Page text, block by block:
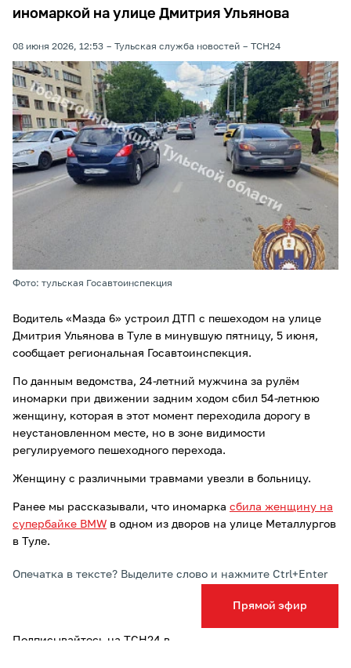
Прямой эфир
иномаркой на улице Дмитрия Ульянова
08 июня 2026, 12:53 Тульская служба новостей ТСН24
Фото: тульская Госавтоинспекция
Водитель «Мазда 6» устроил ДТП с пешеходом на улице
Дмитрия Ульянова в Туле в минувшую пятницу, 5 июня,
сообщает региональная Госавтоинспекция.
По данным ведомства, 24-летний мужчина за рулём
иномарки при движении задним ходом сбил 54-летнюю
женщину, которая в этот момент переходила дорогу в
неустановленном месте, но в зоне видимости
регулируемого пешеходного перехода.
Женщину с различными травмами увезли в больницу.
Ранее мы рассказывали, что иномарка сбила женщину на
супербайке BMW в одном из дворов на улице Металлургов
в Туле.
Опечатка в тексте? Выделите слово и нажмите Ctrl+Enter
Подписывайтесь на ТСН24 в